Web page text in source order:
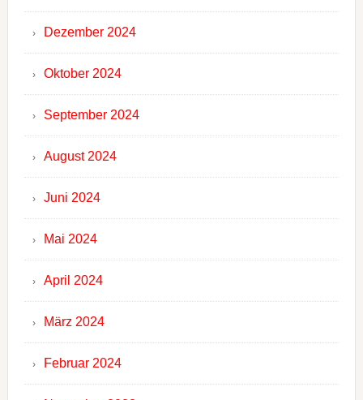
Dezember 2024
Oktober 2024
September 2024
August 2024
Juni 2024
Mai 2024
April 2024
März 2024
Februar 2024